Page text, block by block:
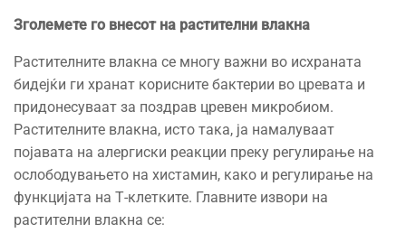
Зголемете го внесот на растителни влакна
Растителните влакна се многу важни во исхраната
бидејќи ги хранат корисните бактерии во цревата и
придонесуваат за поздрав цревен микробиом.
Растителните влакна, исто така, ја намалуваат
појавата на алергиски реакции преку регулирање на
ослободувањето на хистамин, како и регулирање на
функцијата на Т-клетките. Главните извори на
растителни влакна се: